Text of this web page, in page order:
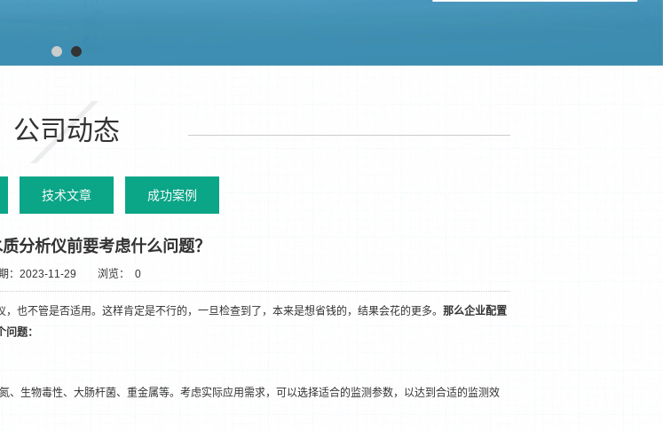
公司动态
技术文章 成功案例
分析仪前要考虑什么问题？
：2023-11-29 浏览： 0
，也不管是否适用。这样肯定是不行的，一旦检查到了，本来是想省钱的，结果会花的更多。 那么企业配置
题：
生物毒性、大肠杆菌、重金属等。考虑实际应用需求，可以选择适合的监测参数，以达到合适的监测效